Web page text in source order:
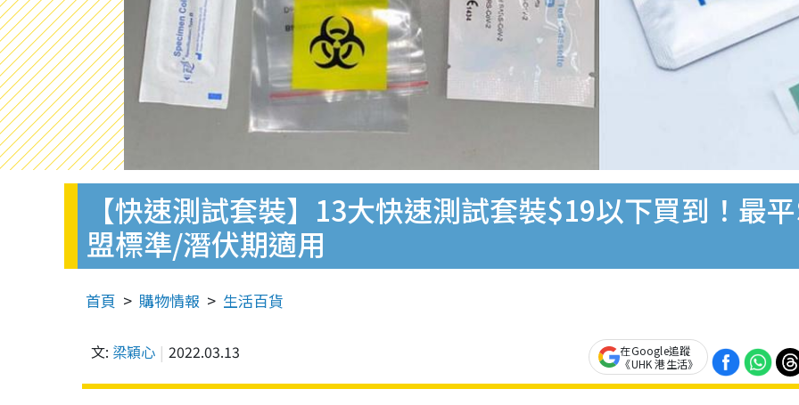
【快速測試套裝】13大快速測試套裝$19以下買到！最
盟標準/潛伏期適用
首頁 購物情報 生活百貨
文: 梁穎心 2022.03.13
在Google追蹤
《UHK 港生活》